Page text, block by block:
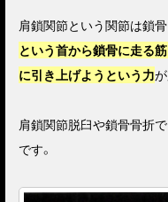
肩鎖関節という関節は鎖
という首から鎖骨に走る
に引き上げようという力
肩鎖関節脱臼や鎖骨骨折
です。